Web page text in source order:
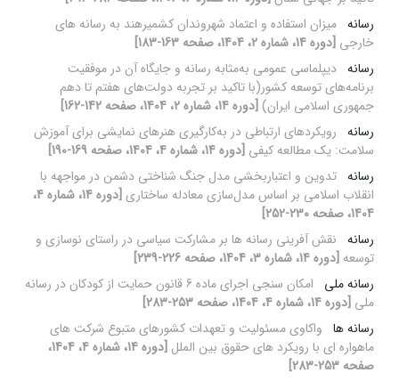
رسانه میزان استفاده و اعتماد شهروندان کشمیرهند به رسانه های
خارجی [دوره 14، شماره 2، 1404، صفحه 163-183]
رسانه دیپلماسی عمومی به‌مثابه رسانه و جایگاه آن در موفقیت
برنامه‌های توسعه کشور(با تاکید بر تجربه دولت‌های هفتم تا دهم
جمهوری اسلامی ایران) [دوره 14، شماره 2، 1404، صفحه 142-162]
رسانه رویکردهای ارتباطی در به‌کارگیری هنرهای نمایشی برای آموزش
سلامت: یک مطالعه کیفی [دوره 14، شماره 4، 1404، صفحه 169-190]
رسانه تدوین و اعتباربخشی مدل جنگ شناختی دشمن در مواجهه با
انقلاب اسلامی بر اساس مدل‌سازی معادله ساختاری
[دوره 14، شماره 4،
1404، صفحه 230-252]
رسانه نقش آفرینی رسانه ها بر مشارکت سیاسی در راستای نوسازی و
توسعه [دوره 14، شماره 3، 1404، صفحه 226-239]
رسانه ملی
امکان سنجی اجرای ماده 6 قانون حمایت از کودکان در رسانه
ملی [دوره 14، شماره 4، 1404، صفحه 253-283]
رسانه ها واکاوی مسئولیت و تعهدات کشورهای متبوع شرکت های
ماهواره ای با رویکرد های حقوق بین الملل
[دوره 14، شماره 4، 1404،
صفحه 253-283]